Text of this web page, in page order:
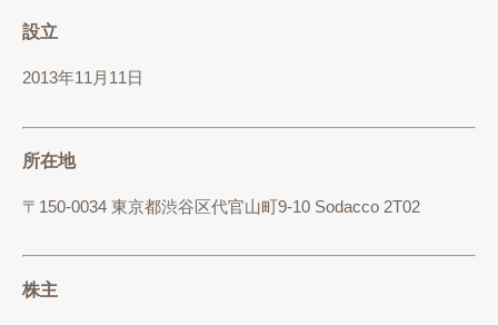
設立
2013年11月11日
所在地
〒150-0034 東京都渋谷区代官山町9-10 Sodacco 2T02
株主